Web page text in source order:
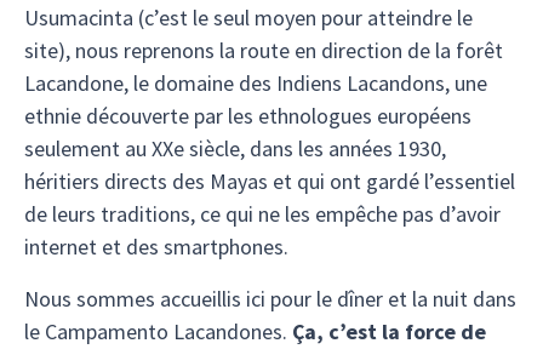
Usumacinta (c’est le seul moyen pour atteindre le
site), nous reprenons la route en direction de la forêt
Lacandone, le domaine des Indiens Lacandons, une
ethnie découverte par les ethnologues européens
seulement au XXe siècle, dans les années 1930,
héritiers directs des Mayas et qui ont gardé l’essentiel
de leurs traditions, ce qui ne les empêche pas d’avoir
internet et des smartphones.
Nous sommes accueillis ici pour le dîner et la nuit dans
le Campamento Lacandones. Ça, c’est la force de